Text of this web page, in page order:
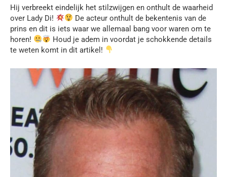
Hij verbreekt eindelijk het stilzwijgen en onthult de waarheid
over Lady Di!
De acteur onthult de bekentenis van de
prins en dit is iets waar we allemaal bang voor waren om te
horen!
Houd je adem in voordat je schokkende details
te weten komt in dit artikel!